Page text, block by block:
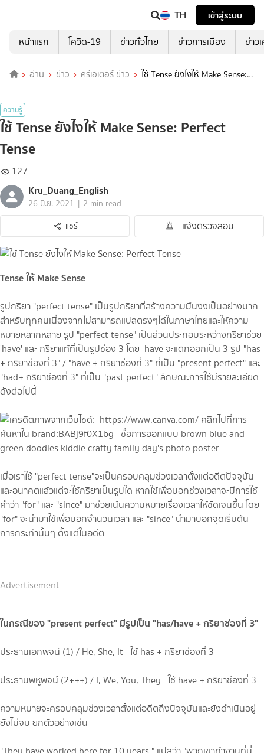
TH
เข้าสู่ระบบ
หน้าแรก
โควิด-19 ข่าวทั่วไทย ข่าวการเมือง ข่าว
อ่าน ข่าว ครีเอเตอร์ ข่าว
ใช้ Tense ยังไงให้ Make Sense:
ความรู้
ใช้ Tense ยังไงให้ Make Sense: Perfect
Tense
127
Kru_Duang_English
26 มิ.ย. 2021 | 2 min read
แชร์
แจ้งตรวจสอบ
Tense ให้ Make Sense
รูปกริยา "perfect tense" เป็นรูปกริยาที่สร้างความมึนงงเป็นอย่างมาก
สำหรับทุกคนเนื่องจากไม่สามารถแปลตรงๆได้ในภาษาไทยและให้ความ
หมายหลากหลาย รูป "perfect tense" เป็นส่วนประกอบระหว่างกริยาช่วย
'have' และ กริยาแท้ที่เป็นรูปช่อง 3 โดย have จะแตกออกเป็น 3 รูป "has
+ กริยาช่องที่ 3" / "have + กริยาช่องที่ 3" ที่เป็น "present perfect" และ
"had+ กริยาช่องที่ 3" ที่เป็น "past perfect" ลักษณะการใช้มีรายละเอียด
ดังต่อไปนี้
เมื่อเราใช้ "perfect tense"จะเป็นครอบคลุมช่วงเวลาตั้งแต่อดีตปัจจุบัน
และอนาคตแล้วแต่จะใช้กริยาเป็นรูปใด หากใช้เพื่อบอกช่วงเวลาจะมีการใช้
คำว่า "for" และ "since" มาช่วยเน้นความหมายเรื่องเวลาให้ชัดเจนขึ้น โดย
"for" จะนำมาใช้เพื่อบอกจำนวนเวลา และ "since" นำมาบอกจุดเริ่มต้น
การกระทำนั้นๆ ตั้งแต่ในอดีต
Advertisement
ในกรณีของ "present perfect" มีรูปเป็น "has/have + กริยาช่องที่ 3"
ประธานเอกพจน์ (1) / He, She, It ใช้ has + กริยาช่องที่ 3
ประธานพหูพจน์ (2+++) / I, We, You, They ใช้ have + กริยาช่องที่ 3
ความหมายจะครอบคลุมช่วงเวลาตั้งแต่อดีตถึงปัจจุบันและยังดำเนินอยู่
ยังไม่จบ ยกตัวอย่างเช่น